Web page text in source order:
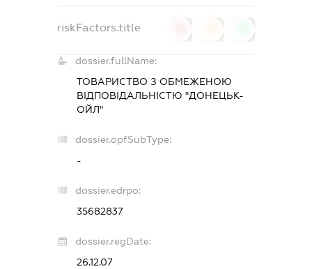
riskFactors.title
dossier.fullName:
ТОВАРИСТВО З ОБМЕЖЕНОЮ
ВІДПОВІДАЛЬНІСТЮ "ДОНЕЦЬК-
ОЙЛ"
dossier.opfSubType:
-
dossier.edrpo:
35682837
dossier.regDate:
26.12.07